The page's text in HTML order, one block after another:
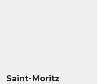
Saint-Moritz